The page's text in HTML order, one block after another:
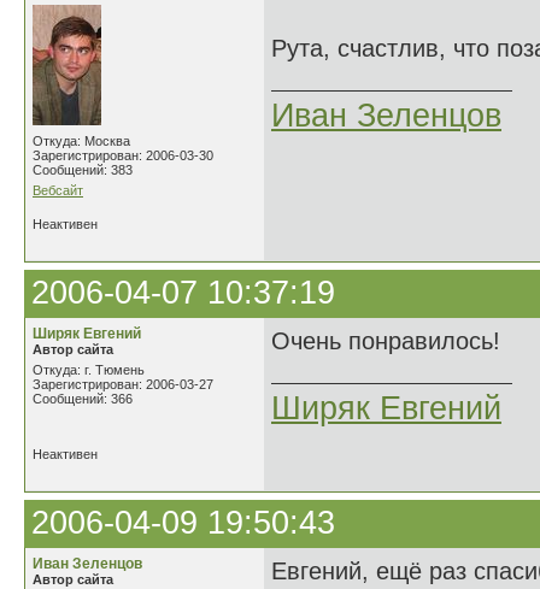
Откуда: Москва
Зарегистрирован: 2006-03-30
Сообщений: 383
Вебсайт
Рута, счастлив, что
Иван Зеленцов
Неактивен
2006-04-07 10:37:19
Ширяк Евгений
Автор сайта
Откуда: г. Тюмень
Зарегистрирован: 2006-03-27
Сообщений: 366
Очень понравилось!
Ширяк Евгений
Неактивен
2006-04-09 19:50:43
Иван Зеленцов
Автор сайта
Евгений, ещё раз